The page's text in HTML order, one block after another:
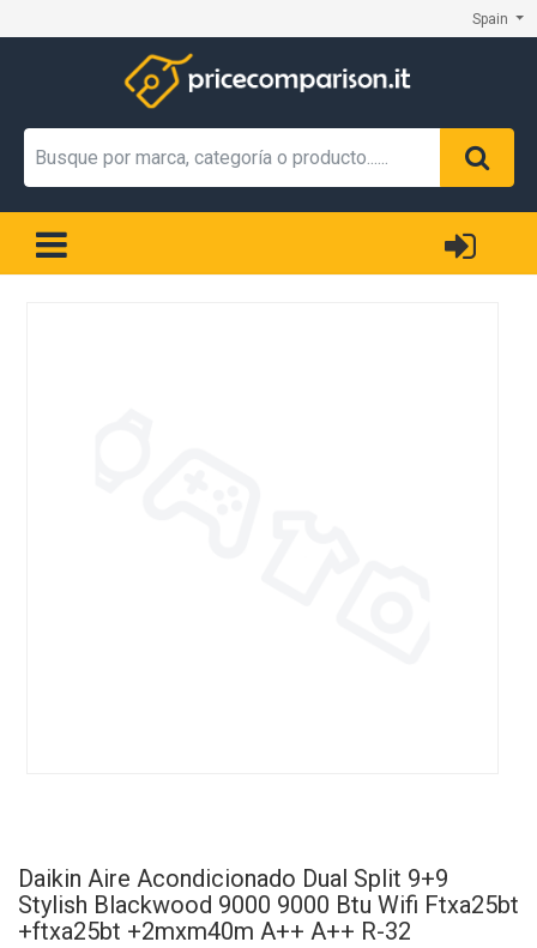
Spain
Daikin Aire Acondicionado Dual Split 9+9
Stylish Blackwood 9000 9000 Btu Wifi Ftxa25bt
+ftxa25bt +2mxm40m A++ A++ R-32